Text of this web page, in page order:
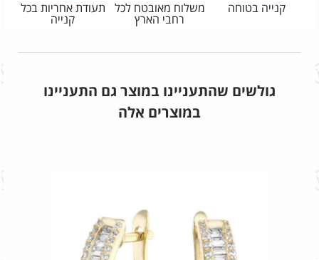
קנייה בטוחה
משלוח מאובטח לכל
רחבי הארץ
תעודת אחריות בכל
קנייה
גולשים שהתעניינו במוצר גם התעניינו
במוצרים אלה